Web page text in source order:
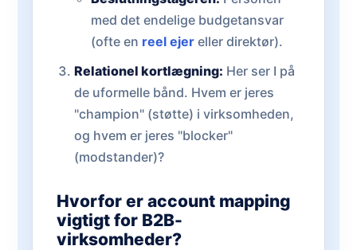
med det endelige budgetansvar
(ofte en reel ejer eller direktør).
Relationel kortlægning: Her ser I på
de uformelle bånd. Hvem er jeres
"champion" (støtte) i virksomheden,
og hvem er jeres "blocker"
(modstander)?
Hvorfor er account mapping
vigtigt for B2B-
virksomheder?